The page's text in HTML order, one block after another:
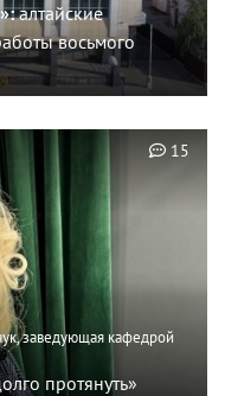
алтайские
восьмого
заведующая кафедрой
протянуть»
15